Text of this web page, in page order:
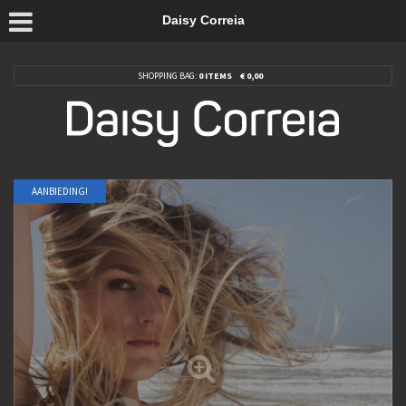
Daisy Correia
SHOPPING BAG: 0 ITEMS €0,00
AANBIEDING!